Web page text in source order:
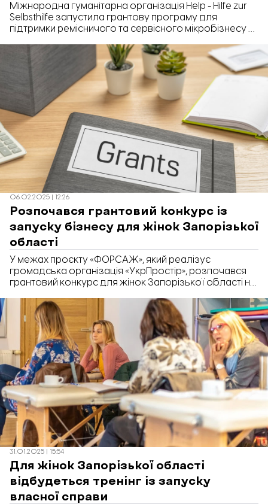
Міжнародна гуманітарна організація Help - Hilfe zur
Selbsthilfe запустила грантову програму для
підтримки ремісничого та сервісного мікробізнесу у
Фінансування становить до 3 тисяч євро, а дедлайн
подачі заявок - 24 березня. Про це йдеться на сайті
06.02.2025 | 12:26
Розпочався грантовий конкурс із
запуску бізнесу для жінок Запорізької
області
У межах проєкту «ФОРСАЖ», який реалізує
громадська організація «УкрПростір», розпочався
грантовий конкурс для жінок Запорізької області на
31.01.2025 | 15:54
Для жінок Запорізької області
відбудеться тренінг із запуску
власної справи